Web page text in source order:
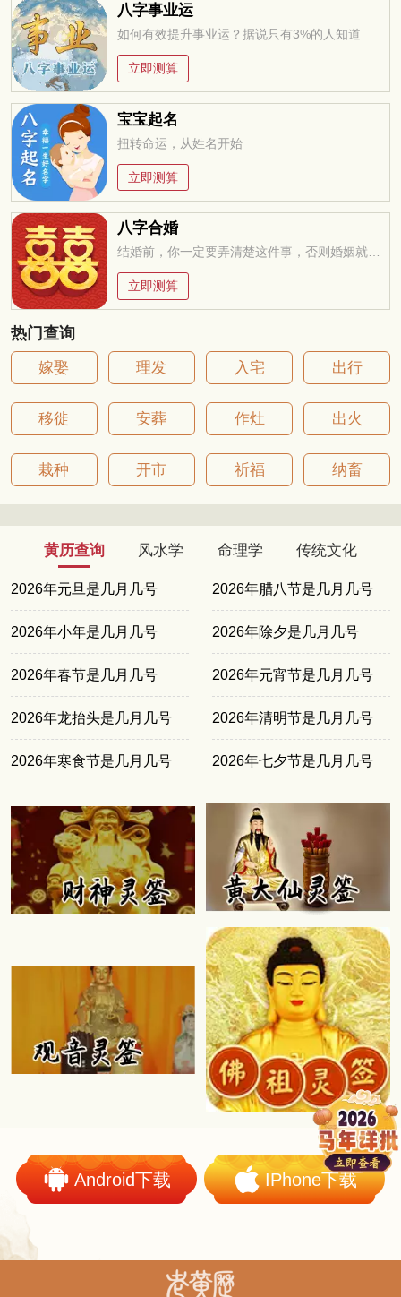
八字事业运
如何有效提升事业运？据说只有3%的人知道
立即测算
宝宝起名
扭转命运，从姓名开始
立即测算
八字合婚
结婚前，你一定要弄清楚这件事，否则婚姻就是你的坟墓
立即测算
热门查询
嫁娶 理发 入宅 出行
移徙 安葬 作灶 出火
栽种 开市 祈福 纳畜
黄历查询 风水学 命理学 传统文化
2026年元旦是几月几号 2026年腊八节是几月几号
2026年小年是几月几号 2026年除夕是几月几号
2026年春节是几月几号 2026年元宵节是几月几号
2026年龙抬头是几月几号 2026年清明节是几月几号
2026年寒食节是几月几号 2026年七夕节是几月几号
Android下载 IPhone下载